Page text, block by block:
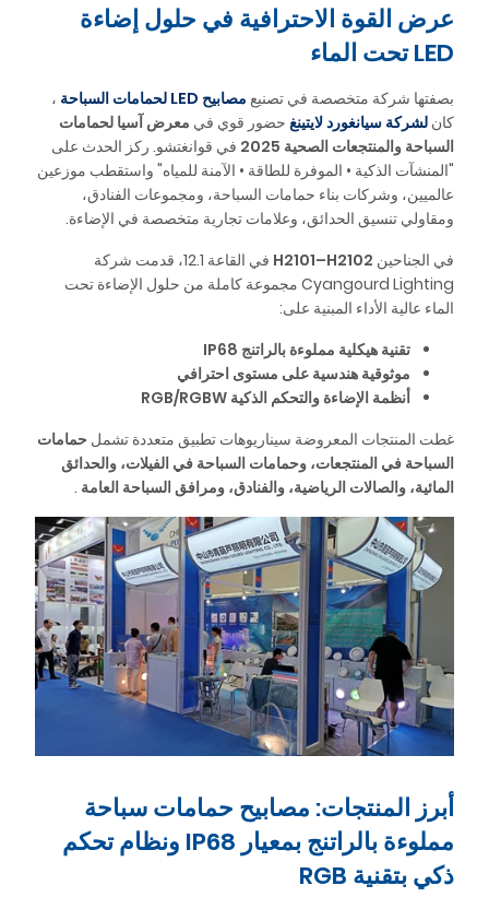
عرض القوة الاحترافية في حلول إضاءة
LED تحت الماء
بصفتها شركة متخصصة في تصنيع مصابيح LED لحمامات السباحة
،
كان لشركة سيانغورد لايتينغ حضور قوي في معرض آسيا لحمامات
السباحة والمنتجعات الصحية 2025
في قوانغتشو. ركز الحدث على
"المنشآت الذكية • الموفرة للطاقة • الآمنة للمياه" واستقطب موزعين
عالميين، وشركات بناء حمامات السباحة، ومجموعات الفنادق،
ومقاولي تنسيق الحدائق، وعلامات تجارية متخصصة في الإضاءة.
في الجناحين H2101–H2102
في القاعة 12.1، قدمت شركة
Cyangourd Lighting مجموعة كاملة من حلول الإضاءة تحت
الماء عالية الأداء المبنية على:
تقنية هيكلية مملوءة بالراتنج IP68
موثوقية هندسية على مستوى احترافي
أنظمة الإضاءة والتحكم الذكية RGB/RGBW
غطت المنتجات المعروضة سيناريوهات تطبيق متعددة تشمل حمامات
السباحة في المنتجعات، وحمامات السباحة في الفيلات، والحدائق
المائية، والصالات الرياضية، والفنادق، ومرافق السباحة العامة .
أبرز المنتجات: مصابيح حمامات سباحة
مملوءة بالراتنج بمعيار IP68 ونظام تحكم
ذكي بتقنية RGB